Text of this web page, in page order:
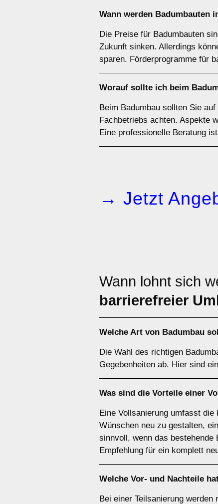
Wann werden Badumbauten
Die Preise für Badumbauten
Zukunft sinken. Allerdings
sparen. Förderprogramme für
Worauf sollte ich beim
Beim Badumbau sollten Sie
Fachbetriebs achten. Aspekte
Eine professionelle Beratung
→ Jetzt
Wann lohnt sich
barrierefreier
Welche Art von Badumbau
Die Wahl des richtigen
Gegebenheiten ab. Hier sind
Was sind die Vorteile einer
Eine Vollsanierung umfasst
Wünschen neu zu gestalten,
sinnvoll, wenn das
Empfehlung für ein komplett
Welche Vor- und Nachteile
Bei einer Teilsanierung